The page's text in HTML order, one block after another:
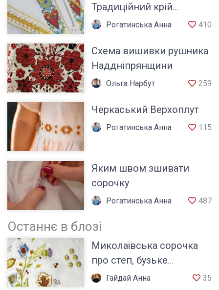
Традиційний крій
сорочки
Рогатинська Анна 410
Схема вишивки рушника
Наддніпрянщини
Ольга Нарбут 259
Черкаський Верхоплут
Рогатинська Анна 115
Яким швом зшивати
сорочку
Рогатинська Анна 487
Останнє в блозі
Миколаївська сорочка
про степ, бузьке
козацтво та характер
Гайдай Анна 35